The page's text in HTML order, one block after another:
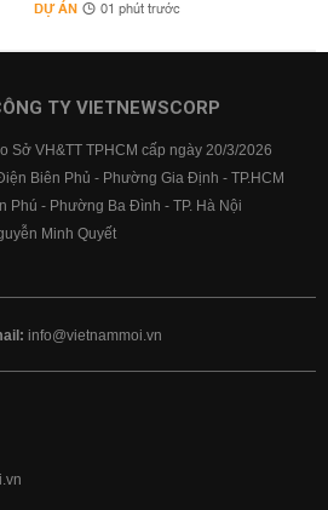
DỰ ÁN 01 phút trước
TY VIETNEWSCORP
Sở VH&TT TPHCM cấp ngày 20/3/2026
Biên Phủ - Phường Gia Định - TP.HCM
Phú - Phường Ba Đình - TP. Hà Nội
Minh Quyết
info@vietnammoi.vn